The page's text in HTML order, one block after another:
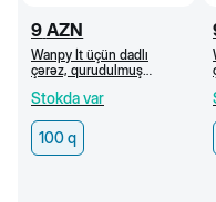
9 AZN
Wanpy İt üçün dadlı
çərəz, qurudulmuş
100 q
Stokda var
100 q